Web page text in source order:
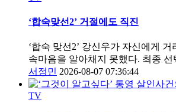
‘합숙맞선2’ 거절에도 직진
‘합숙 맞선2’ 강신우가 자신에게 거
속마음을 알아채지 못했다. 최종 선
서정민 2026-08-07 07:36:44
TV